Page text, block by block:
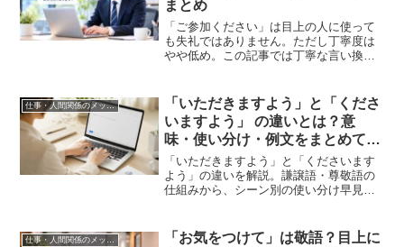
まとめ
「ご参加ください」は目上の人に使って
も失礼ではありません。ただし丁寧度は
やや低め。この記事では丁寧な言い換え
意味、すぐ使えるメール例文をまとめて
います。
仕事・人間関係のメッセージ
「いただきますよう」と「くださ
いますよう」 の違いとは？意
味・使い分け・例文をまとめて解
説
「いただきますよう」と「くださいます
よう」の違いを解説。謙譲語・尊敬語の
仕組みから、シーン別の使い分け早見
わず使い分けられるようまとめました。
仕事・人間関係のメッセージ
「お気をつけて」は敬語？目上に